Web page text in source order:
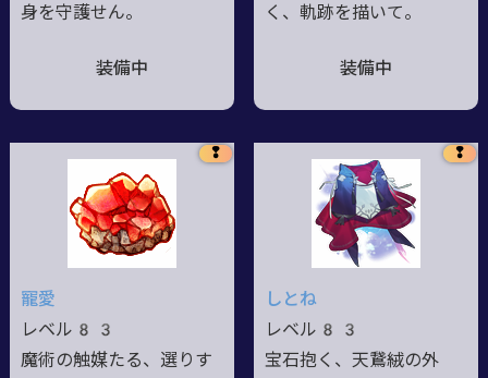
身を守護せん。
装備中
く、軌跡を描いて。
装備中
❢
寵愛
レベル83
魔術の触媒たる、選りす
❢
しとね
レベル83
宝石抱く、天鵞絨の外